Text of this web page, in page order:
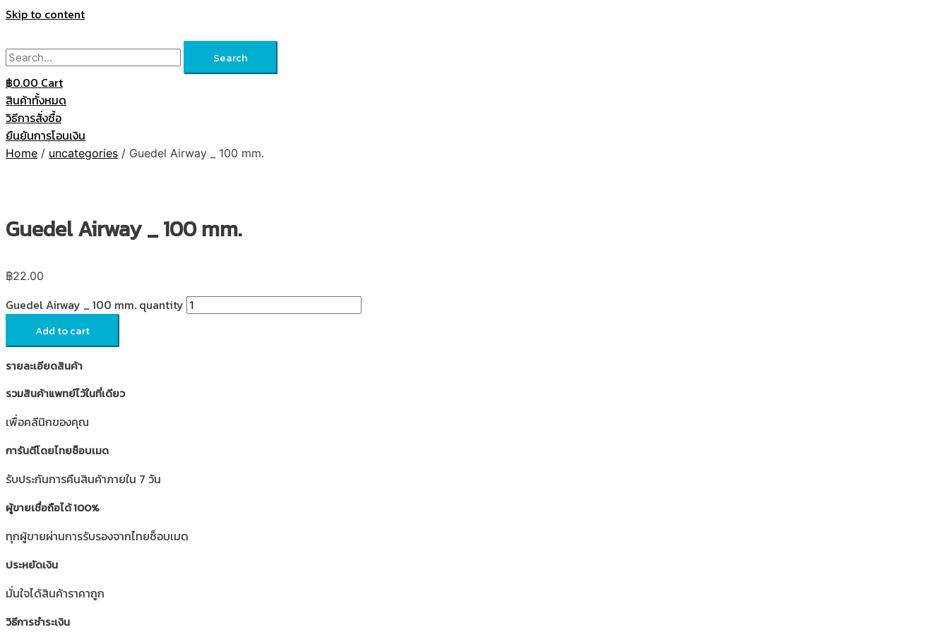
Skip to content
Search
฿0.00 Cart
สินค้าทั้งหมด
วิธีการสั่งซื้อ
ยืนยันการโอนเงิน
Home / uncategories / Guedel Airway _ 100 mm.
Guedel Airway _ 100 mm.
฿22.00
Guedel Airway _ 100 mm. quantity
Add to cart
รายละเอียดสินค้า
รวมสินค้าแพทย์ไว้ในที่เดียว
เพื่อคลีนิกของคุณ
การันตีโดยไทยช็อบเมด
รับประกันการคืนสินค้าภายใน 7 วัน
ผู้ขายเชื่อถือได้ 100%
ทุกผู้ขายผ่านการรับรองจากไทยช็อบเมด
ประหยัดเงิน
มั่นใจได้สินค้าราคาถูก
วิธีการชำระเงิน